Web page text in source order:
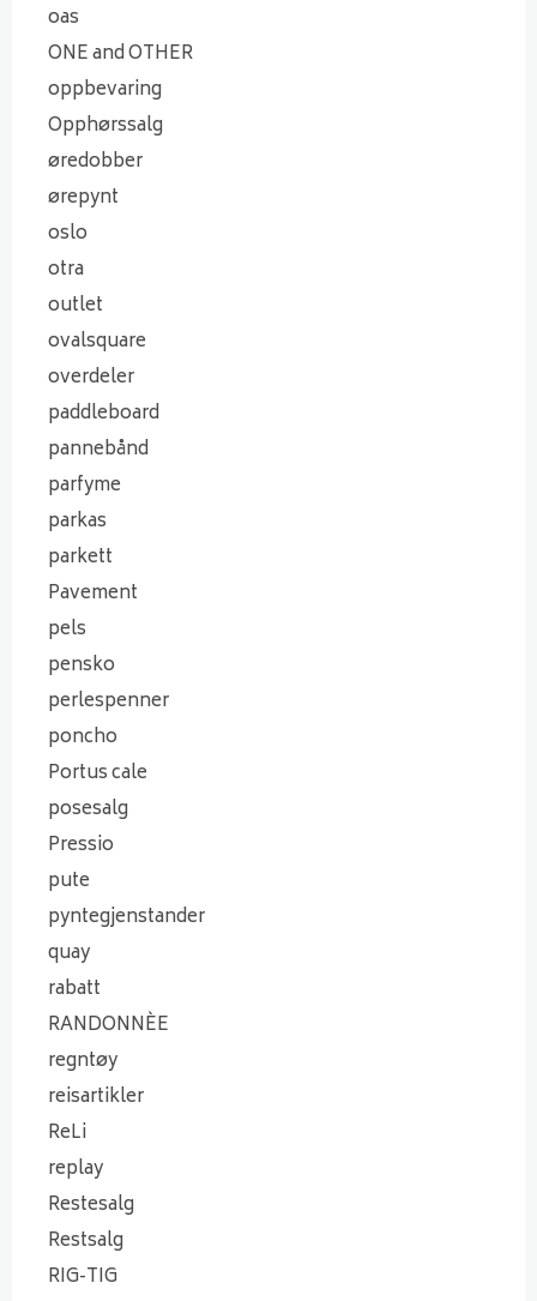
oas
ONE and OTHER
oppbevaring
Opphørssalg
øredobber
ørepynt
oslo
otra
outlet
ovalsquare
overdeler
paddleboard
pannebånd
parfyme
parkas
parkett
Pavement
pels
pensko
perlespenner
poncho
Portus cale
posesalg
Pressio
pute
pyntegjenstander
quay
rabatt
RANDONNÈE
regntøy
reisartikler
ReLi
replay
Restesalg
Restsalg
RIG-TIG